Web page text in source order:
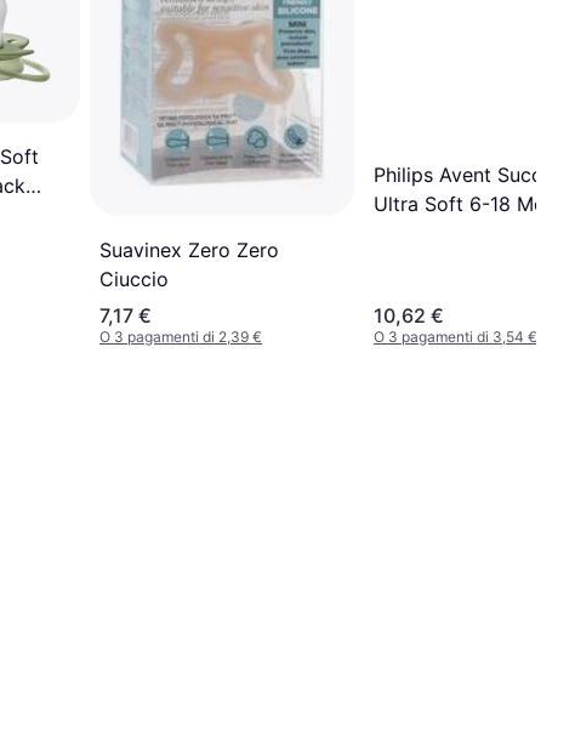
Suavinex Zero Zero
Ciuccio
7,17 €
O 3 pagamenti di 2,39 €
Philips Avent
Ultra Soft 6-18 Mesi
10,62 €
O 3 pagamenti di 3,54 €